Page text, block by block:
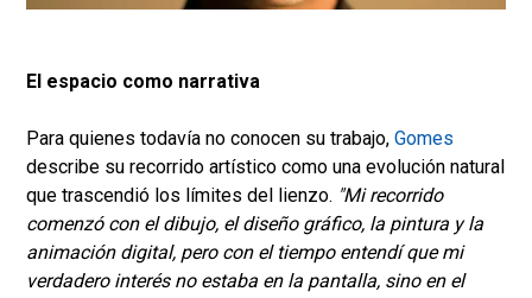
El espacio como narrativa
Para quienes todavía no conocen su trabajo, Gomes
describe su recorrido artístico como una evolución natural
que trascendió los límites del lienzo. "Mi recorrido
comenzó con el dibujo, el diseño gráfico, la pintura y la
animación digital, pero con el tiempo entendí que mi
verdadero interés no estaba en la pantalla, sino en el